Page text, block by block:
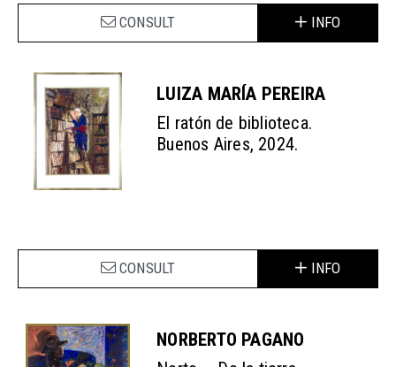
CONSULT INFO
LUIZA MARÍA PEREIRA
El ratón de biblioteca.
Buenos Aires, 2024.
CONSULT INFO
NORBERTO PAGANO